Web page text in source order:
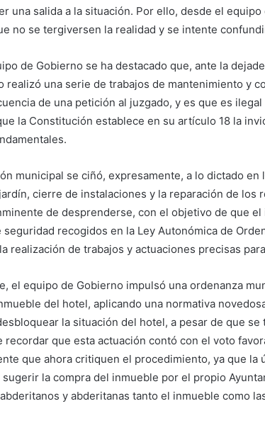
una salida a la situación. Por ello, desde el
no se tergiversen la realidad y se intente
de Gobierno se ha destacado que, ante la
realizó una serie de trabajos de mantenimiento y
de una petición al juzgado, y es que es
la Constitución establece en su artículo 18 la
municipal se ciñó, expresamente, a lo dictado
cierre de instalaciones y la reparación de los
de desprenderse, con el objetivo de que
recogidos en la Ley Autonómica de
realización de trabajos y actuaciones precisas
el equipo de Gobierno impulsó una ordenanza
del hotel, aplicando una normativa
la situación del hotel, a pesar de que
recordar que esta actuación contó con el voto
que ahora critiquen el procedimiento, ya que la
la compra del inmueble por el propio
y abderitanas tanto el inmueble como